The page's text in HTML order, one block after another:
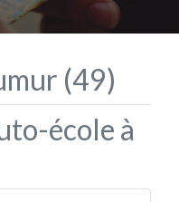
(49)
école à